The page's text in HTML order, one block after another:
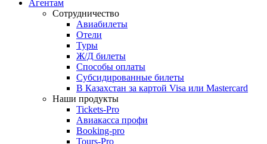
Агентам
Сотрудничество
Авиабилеты
Отели
Туры
Ж/Д билеты
Способы оплаты
Субсидированные билеты
В Казахстан за картой Visa или Masterсard
Наши продукты
Tickets-Pro
Авиакасса профи
Booking-pro
Tours-Pro